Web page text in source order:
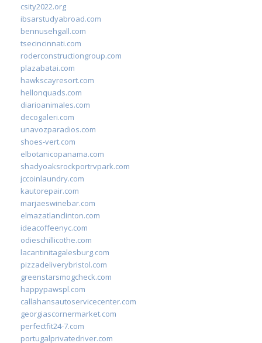
csity2022.org
ibsarstudyabroad.com
bennusehgall.com
tsecincinnati.com
roderconstructiongroup.com
plazabatai.com
hawkscayresort.com
hellonquads.com
diarioanimales.com
decogaleri.com
unavozparadios.com
shoes-vert.com
elbotanicopanama.com
shadyoaksrockportrvpark.com
jccoinlaundry.com
kautorepair.com
marjaeswinebar.com
elmazatlanclinton.com
ideacoffeenyc.com
odieschillicothe.com
lacantinitagalesburg.com
pizzadeliverybristol.com
greenstarsmogcheck.com
happypawspl.com
callahansautoservicecenter.com
georgiascornermarket.com
perfectfit24-7.com
portugalprivatedriver.com